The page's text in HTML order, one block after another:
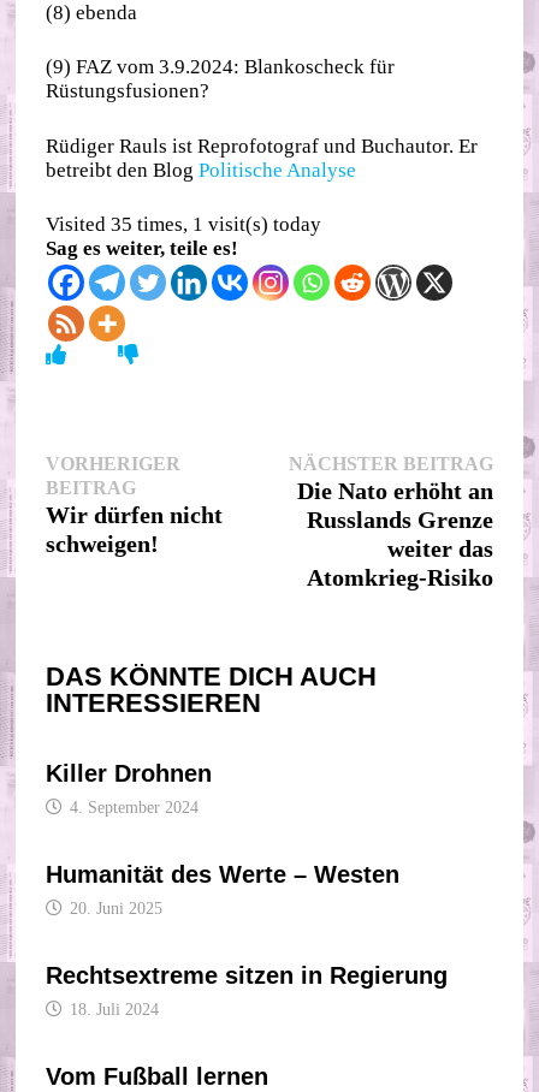
(8) ebenda
(9) FAZ vom 3.9.2024: Blankoscheck für
Rüstungsfusionen?
Rüdiger Rauls ist Reprofotograf und Buchautor. Er
betreibt den BlogPolitische Analyse
Visited 35 times, 1 visit(s) today
Sag es weiter, teile es!
Beitragsnavigation
VORHERIGER
BEITRAGVorheriger
Beitrag:
Wir dürfen nicht
schweigen!
NÄCHSTER BEITRAG
Die Nato erhöht an
Russlands Grenze
weiter das
Atomkrieg-Risiko
DAS KÖNNTE DICH AUCH
INTERESSIEREN
Killer Drohnen
4. September 2024
Humanität des Werte – Westen
20. Juni 2025
Rechtsextreme sitzen in Regierung
18. Juli 2024
Vom Fußball lernen